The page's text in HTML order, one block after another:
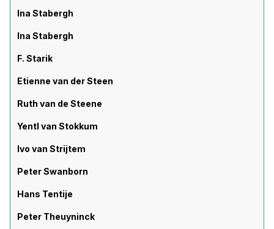
Ina Stabergh
Ina Stabergh
F. Starik
Etienne van der Steen
Ruth van de Steene
Yentl van Stokkum
Ivo van Strijtem
Peter Swanborn
Hans Tentije
Peter Theuyninck